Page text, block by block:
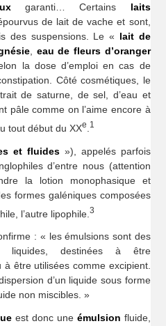
garanti… Certains laits
de lait de vache et sont,
des suspensions. Le « lait de
, eau de fleurs d’oranger
la dose d’emploi en cas de
Côté cosmétiques, le
de saturne, de sel, d’eau et
pâle comme on l’aime encore à
tout début du XXe 1
et fluides»), appelés parfois
d’entre nous (attention
la lotion monophasique et
formes galéniques composées
l’autre lipophile.3
: « les émulsions sont des
liquides, destinées à être
être utilisées comme excipient.
d’un liquide sous forme
non miscibles. »
est donc une émulsion fluide,